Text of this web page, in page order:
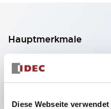
Diese Webseite
Hauptmerkmale
Geeignet für ein
von der